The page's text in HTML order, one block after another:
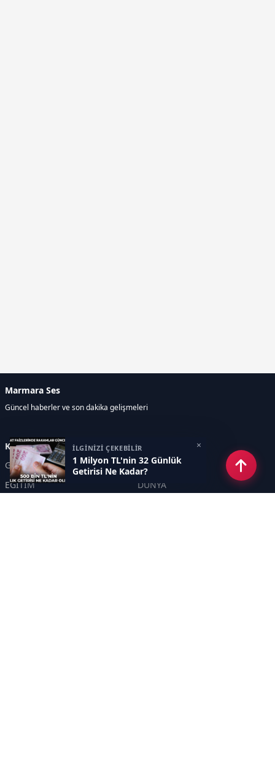
İLGİNİZİ ÇEKEBİLİR
1 Milyon TL'nin 32 Günlük
Getirisi Ne Kadar?
×
Marmara Ses
Güncel haberler ve son dakika gelişmeleri
Kategoriler
GÜNDEM
EKONOMİ
EĞİTİM
DÜNYA